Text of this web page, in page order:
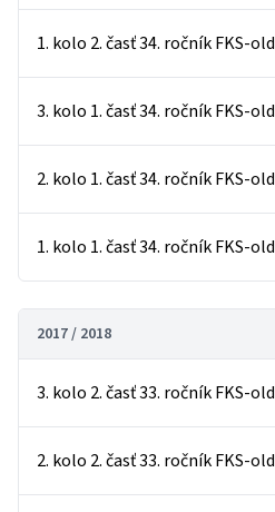
1. kolo 2. časť 34. ročník FKS-old
3. kolo 1. časť 34. ročník FKS-old
2. kolo 1. časť 34. ročník FKS-old
1. kolo 1. časť 34. ročník FKS-old
2017 / 2018
3. kolo 2. časť 33. ročník FKS-old
2. kolo 2. časť 33. ročník FKS-old